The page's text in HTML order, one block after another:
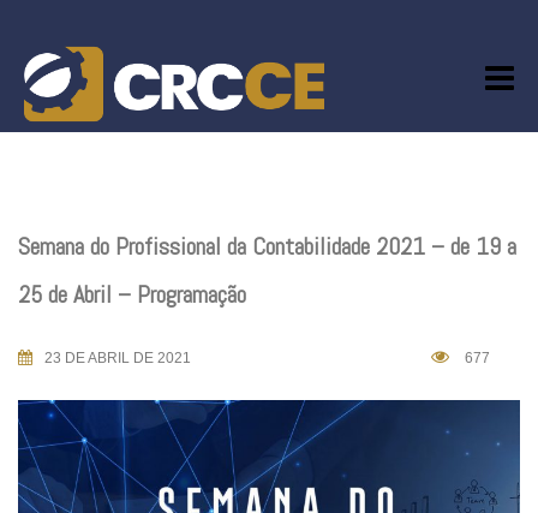
content
Semana do Profissional da Contabilidade 2021 – de 19 a
25 de Abril – Programação
23 DE ABRIL DE 2021 677